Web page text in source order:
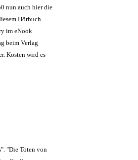
nun auch hier die
Hörbuch
im eNook
beim Verlag
Kosten wird es
"Die Toten von